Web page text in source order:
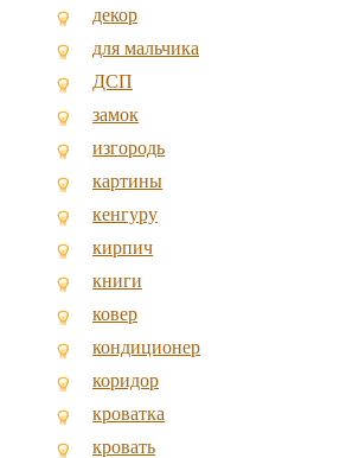
декор
для мальчика
ДСП
замок
изгородь
картины
кенгуру
кирпич
книги
ковер
кондиционер
коридор
кроватка
кровать